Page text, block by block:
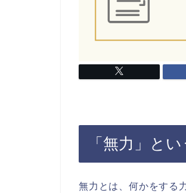
「無力」と
無力とは、何かをする